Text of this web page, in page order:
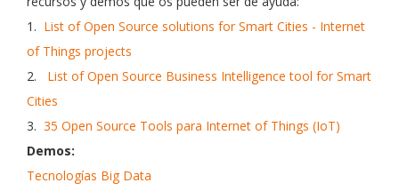
1. List of Open Source solutions for Smart Cities - Internet
of Things projects
2.
List of Open Source Business Intelligence tool for Smart
Cities
3. 35 Open Source Tools para Internet of Things (IoT)
Demos:
Tecnologías Big Data